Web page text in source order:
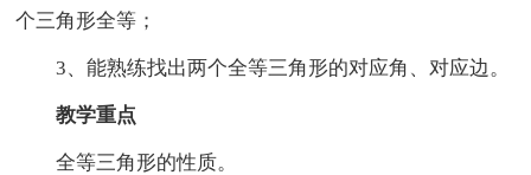
个三角形全等；
3、能熟练找出两个全等三角形的对应角、对应边。
教学重点
全等三角形的性质。